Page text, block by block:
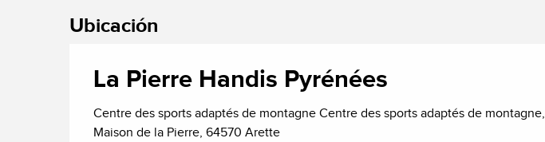
Ubicación
La Pierre Handis Pyrénées
Centre des sports adaptés de montagne Centre des sports adaptés de montagne,
Maison de la Pierre, 64570 Arette